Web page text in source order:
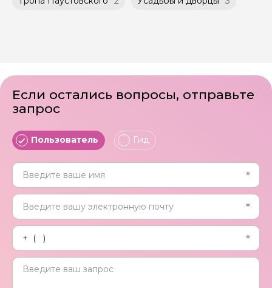
Если остались вопросы, отправьте
запрос
Пользователь Гид